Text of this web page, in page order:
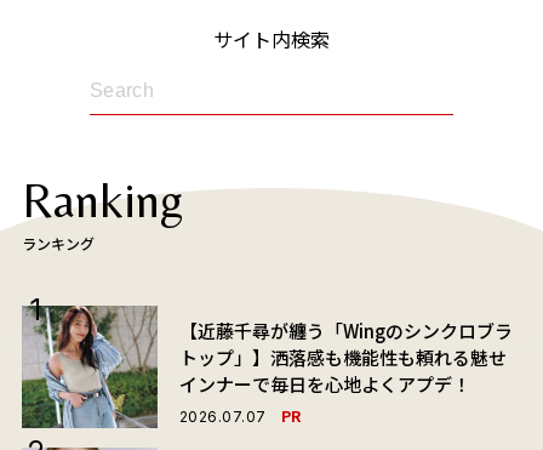
サイト内検索
Ranking
ランキング
【近藤千尋が纏う「Wingのシンクロブラ
トップ」】洒落感も機能性も頼れる魅せ
インナーで毎日を心地よくアプデ！
2026.07.07 PR